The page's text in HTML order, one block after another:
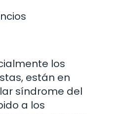
los
están en
síndrome del
a los